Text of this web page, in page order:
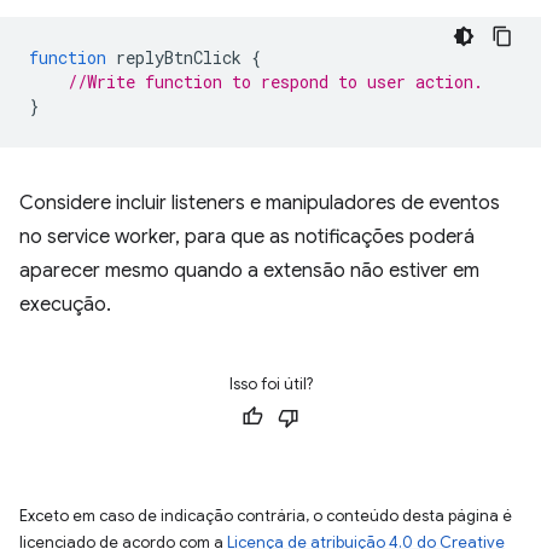
function replyBtnClick {
//Write function to respond to user action.
}
Considere incluir listeners e manipuladores de eventos
no service worker, para que as notificações poderá
aparecer mesmo quando a extensão não estiver em
execução.
Isso foi útil?
Exceto em caso de indicação contrária, o conteúdo desta página é
licenciado de acordo com a Licença de atribuição 4.0 do Creative